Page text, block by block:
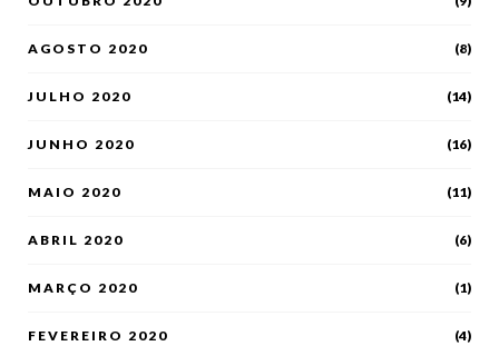
AGOSTO 2020 (8)
JULHO 2020 (14)
JUNHO 2020 (16)
MAIO 2020 (11)
ABRIL 2020 (6)
MARÇO 2020 (1)
FEVEREIRO 2020 (4)